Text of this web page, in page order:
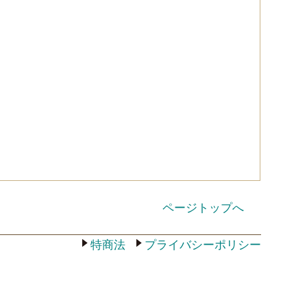
ページトップへ
プライバシーポリシー
特商法